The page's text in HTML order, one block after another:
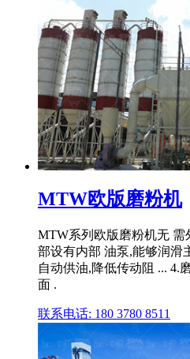
MTW欧版磨粉机
MTW系列欧版磨粉机无
部设有内部 油泵,能够润滑
自动供油,降低传动阻 ... 4.
面 .
联系电话: 180 3780 8511